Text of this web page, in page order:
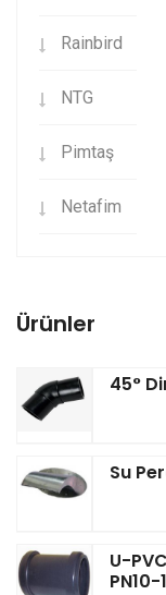
Rainbird
NTG
Pimtaş
Netafim
Ürünler
45°
Su
U-
PN10-